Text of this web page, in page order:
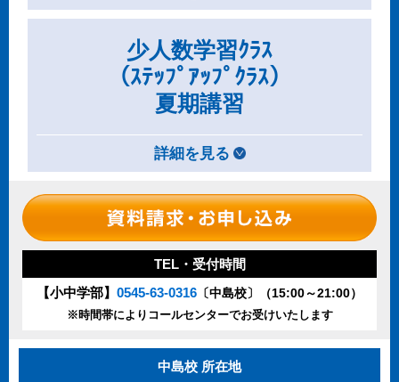
少人数学習ｸﾗｽ
（ｽﾃｯﾌﾟｱｯﾌﾟｸﾗｽ）
夏期講習
詳細を見る
TEL・受付時間
【小中学部】 0545-63-0316 〔中島校〕（15:00～21:00）
※時間帯によりコールセンターでお受けいたします
中島校 所在地